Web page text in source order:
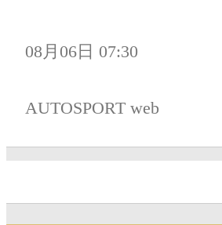
08月06日 07:30
AUTOSPORT web